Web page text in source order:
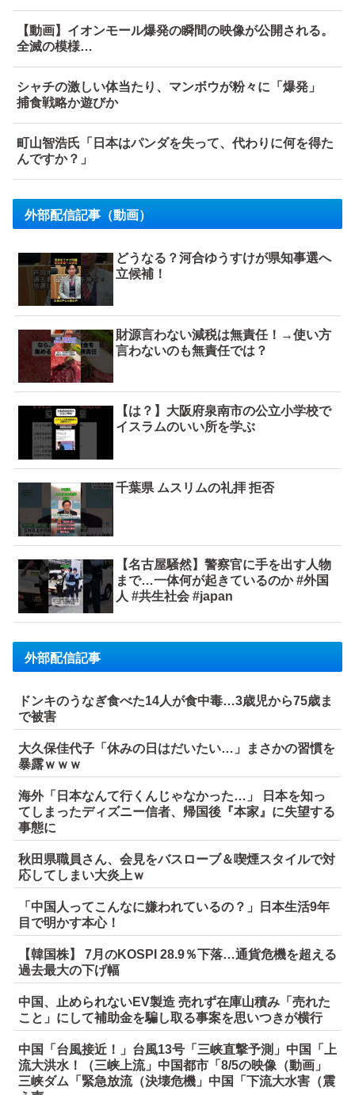
【動画】イオンモール爆発の瞬間の映像が公開される。
全滅の模様…
シャチの激しい体当たり、マンボウが粉々に「爆発」
捕食戦略か遊びか
町山智浩氏「日本はパンダを失って、代わりに何を得た
んですか？」
外部配信記事（動画）
どうなる？河合ゆうすけが県知事選へ
立候補！
財源言わない減税は無責任！→使い方
言わないのも無責任では？
【は？】大阪府泉南市の公立小学校で
イスラムのいい所を学ぶ
千葉県 ムスリムの礼拝 拒否
【名古屋騒然】警察官に手を出す人物
まで…一体何が起きているのか #外国
人 #共生社会 #japan
外部配信記事
ドンキのうなぎ食べた14人が食中毒…3歳児から75歳ま
で被害
大久保佳代子「休みの日はだいたい…」まさかの習慣を
暴露ｗｗｗ
海外「日本なんて行くんじゃなかった…」 日本を知っ
てしまったディズニー信者、帰国後『本家』に失望する
事態に
秋田県職員さん、会見をバスローブ＆喫煙スタイルで対
応してしまい大炎上ｗ
「中国人ってこんなに嫌われているの？」日本生活9年
目で明かす本心！
【韓国株】 7月のKOSPI 28.9％下落…通貨危機を超える
過去最大の下げ幅
中国、止められないEV製造 売れず在庫山積み「売れた
こと」にして補助金を騙し取る事案を思いつきが横行
中国「台風接近！」台風13号「三峡直撃予測」中国「上
流大洪水！（三峡上流」中国都市「8/5の映像（動画」
三峡ダム「緊急放流（決壊危機」中国「下流大水害（震